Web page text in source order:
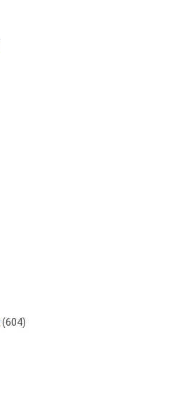
(604)